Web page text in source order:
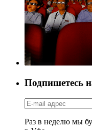
Подпишетесь
Раз в неделю мы